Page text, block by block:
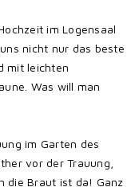
im Logensaal
nicht nur das beste
mit leichten
Was will man
im Garten des
vor der Trauung,
die Braut ist da! Ganz